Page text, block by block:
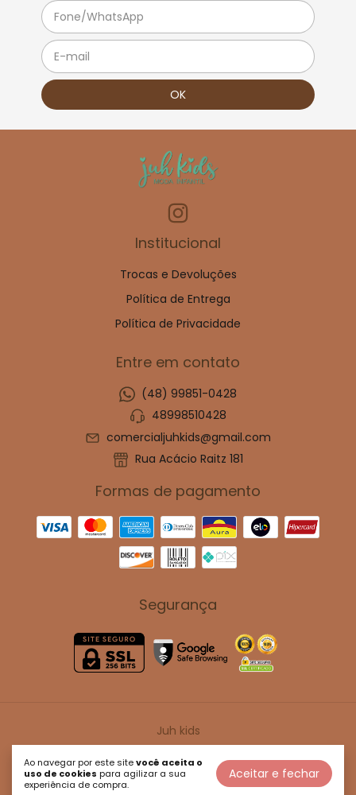
Ao navegar por este sitevocê aceita o
uso de cookies para agilizar a sua
experiência de compra.
Aceitar e fechar
Institucional
Trocas e Devoluções
Política de Entrega
Política de Privacidade
Entre em contato
(48) 99851-0428
48998510428
comercialjuhkids@gmail.com
Rua Acácio Raitz 181
Formas de pagamento
Segurança
Juh kids
©2026. Juh Kids - 47114917000180. Todos os direitos reservados.